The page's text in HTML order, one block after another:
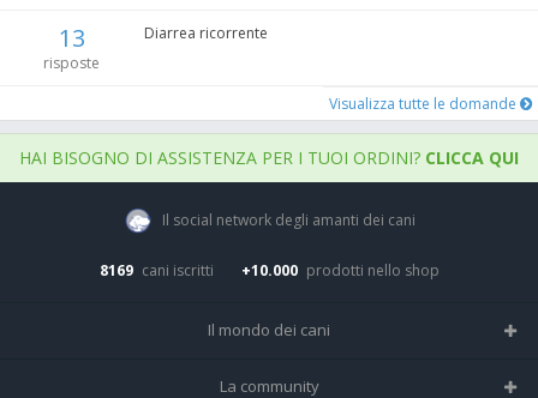
13
risposte
Diarrea ricorrente
Visualizza tutte le domande
HAI BISOGNO DI ASSISTENZA PER I TUOI ORDINI? CLICCA QUI
Il social network degli amanti dei cani
8169 cani iscritti +10.000 prodotti nello shop
Il mondo dei cani
Tutte le razze
La community